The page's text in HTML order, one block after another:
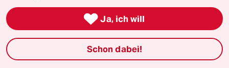
Leitlinie Datenschutz Impressum
Seitenwende Einwilligungen widerrufen (Ads)
 Ja, ich will
Schon dabei!